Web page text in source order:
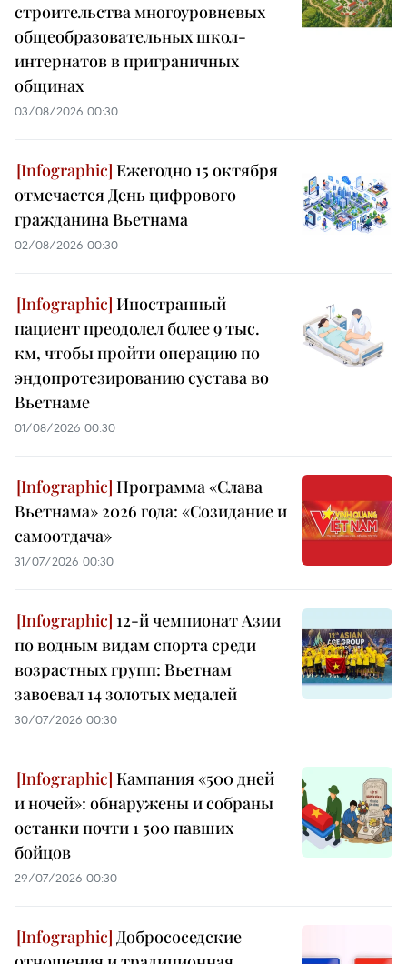
строительства многоуровневых
общеобразовательных школ-
интернатов в приграничных
общинах
03/08/2026 00:30
Ежегодно 15 октября
отмечается День цифрового
гражданина Вьетнама
02/08/2026 00:30
Иностранный
пациент преодолел более 9 тыс.
км, чтобы пройти операцию по
эндопротезированию сустава во
Вьетнаме
01/08/2026 00:30
Программа «Слава
Вьетнама» 2026 года: «Созидание и
самоотдача»
31/07/2026 00:30
12-й чемпионат Азии
по водным видам спорта среди
возрастных групп: Вьетнам
завоевал 14 золотых медалей
30/07/2026 00:30
Кампания «500 дней
и ночей»: обнаружены и собраны
останки почти 1 500 павших
бойцов
29/07/2026 00:30
Добрососедские